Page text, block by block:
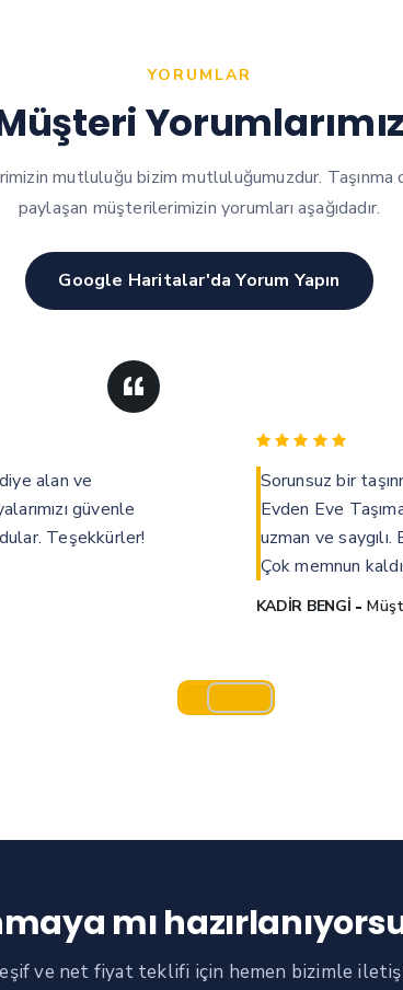
YORUMLAR
Yorumlarımız
mutluluğu bizim mutluluğumuzdur. Taşınma
paylaşan müşterilerimizin yorumları aşağıdadır.
Google Haritalar'da Yorum Yapın
alan ve
güvenle
Teşekkürler!
Sorunsuz bir
Evden Eve
uzman ve
Çok memnun
KADIR BENGİ
mı
ve net fiyat teklifi için hemen bizimle